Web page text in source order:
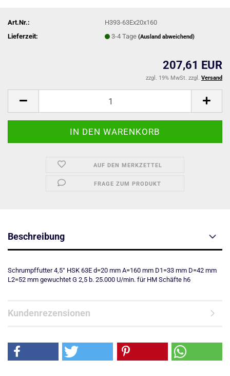
Art.Nr.:
H393-63Ex20x160
Lieferzeit:
3-4 Tage(Ausland abweichend)
207,61 EUR
zzgl. 19% MwSt. zzgl. Versand
AUF DEN MERKZETTEL
FRAGE ZUM PRODUKT
Beschreibung
Schrumpffutter 4,5° HSK 63E d=20 mm A=160 mm D1=33 mm D=42 mm
L2=52 mm gewuchtet G 2,5 b. 25.000 U/min. für HM Schäfte h6
Kundenrezensionen